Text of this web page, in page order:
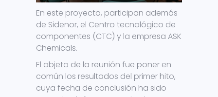
En este proyecto, participan además
de Sidenor, el Centro tecnológico de
componentes (CTC) y la empresa ASK
Chemicals.
El objeto de la reunión fue poner en
común los resultados del primer hito,
cuya fecha de conclusión ha sido